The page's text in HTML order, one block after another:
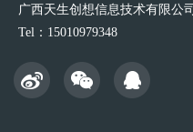
广西天生创想信息技术有限公司
Tel：15010979348